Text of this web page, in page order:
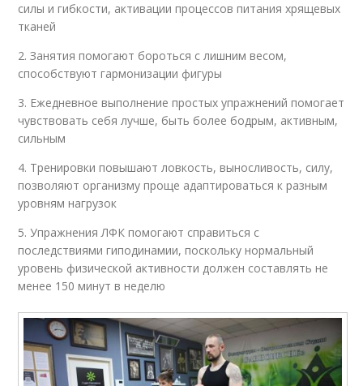
силы и гибкости, активации процессов питания хрящевых
тканей
2. Занятия помогают бороться с лишним весом,
способствуют гармонизации фигуры
3. Ежедневное выполнение простых упражнений помогает
чувствовать себя лучше, быть более бодрым, активным,
сильным
4. Тренировки повышают ловкость, выносливость, силу,
позволяют организму проще адаптироваться к разным
уровням нагрузок
5. Упражнения ЛФК помогают справиться с
последствиями гиподинамии, поскольку нормальный
уровень физической активности должен составлять не
менее 150 минут в неделю